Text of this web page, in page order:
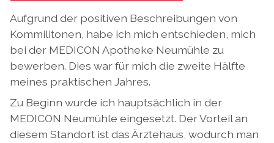
Aufgrund der positiven Beschreibungen von
Kommilitonen, habe ich mich entschieden, mich
bei der MEDICON Apotheke Neumühle zu
bewerben. Dies war für mich die zweite Hälfte
meines praktischen Jahres.
Zu Beginn wurde ich hauptsächlich in der
MEDICON Neumühle eingesetzt. Der Vorteil an
diesem Standort ist das Ärztehaus, wodurch man